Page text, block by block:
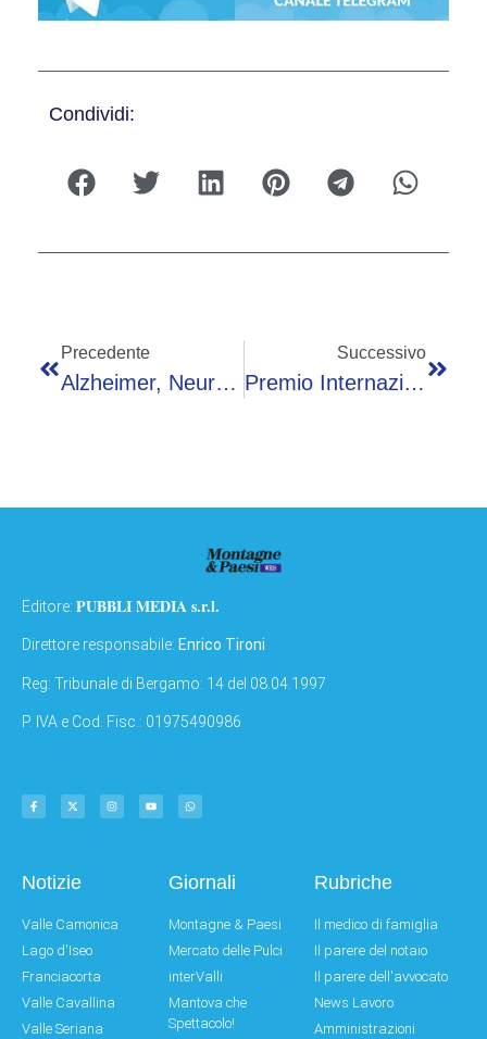
Condividi:
Precedente
Alzheimer, Neurologo Tessitore: “Serve Diagnosi Precoce Per Terapie Mirate”
Successivo
Premio Internazionale Fair Play Menarini Annuncia L’edizione 2026
Editore: PUBBLI MEDIA s.r.l.
Direttore responsabile: Enrico Tironi
Reg: Tribunale di Bergamo: 14 del 08.04.1997
P. IVA e Cod. Fisc.: 01975490986
Notizie
Valle Camonica
Lago d'Iseo
Franciacorta
Valle Cavallina
Valle Seriana
Giornali
Montagne & Paesi
Mercato delle Pulci
interValli
Mantova che
Spettacolo!
Rubriche
Il medico di famiglia
Il parere del notaio
Il parere dell'avvocato
News Lavoro
Amministrazioni